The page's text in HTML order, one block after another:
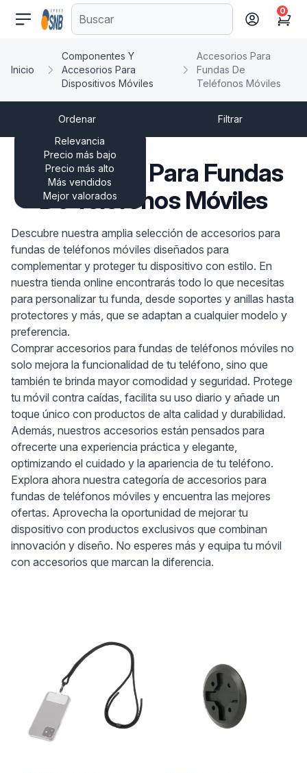
comercioseguro.es
Cart
0
Inicio
Componentes Y
Accesorios Para
Dispositivos Móviles
Accesorios Para
Fundas De
Teléfonos Móviles
Ordenar
Relevancia
Precio más bajo
Precio más alto
Más vendidos
Mejor valorados
Filtrar
Accesorios Para Fundas
De Teléfonos Móviles
Descubre nuestra amplia selección de accesorios para
fundas de teléfonos móviles diseñados para
complementar y proteger tu dispositivo con estilo. En
nuestra tienda online encontrarás todo lo que necesitas
para personalizar tu funda, desde soportes y anillas hasta
protectores y más, que se adaptan a cualquier modelo y
preferencia.
Comprar accesorios para fundas de teléfonos móviles no
solo mejora la funcionalidad de tu teléfono, sino que
también te brinda mayor comodidad y seguridad. Protege
tu móvil contra caídas, facilita su uso diario y añade un
toque único con productos de alta calidad y durabilidad.
Además, nuestros accesorios están pensados para
ofrecerte una experiencia práctica y elegante,
optimizando el cuidado y la apariencia de tu teléfono.
Explora ahora nuestra categoría de accesorios para
fundas de teléfonos móviles y encuentra las mejores
ofertas. Aprovecha la oportunidad de mejorar tu
dispositivo con productos exclusivos que combinan
innovación y diseño. No esperes más y equipa tu móvil
con accesorios que marcan la diferencia.